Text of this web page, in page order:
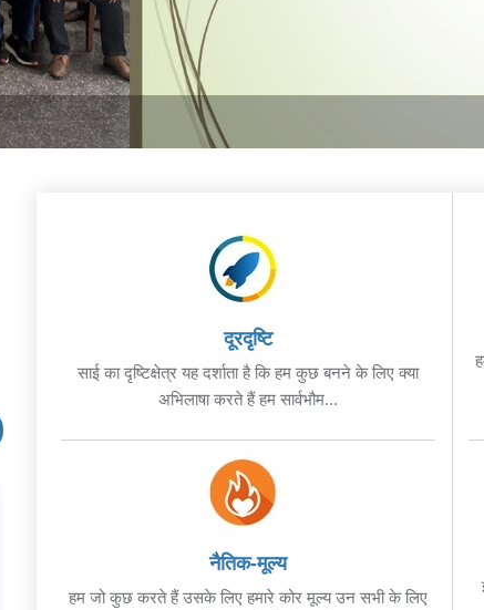
दूरदृष्टि
साई का दृष्टिक्षेत्र यह दर्शाता है कि हम कुछ बनने के लिए क्या
अभिलाषा करते हैं हम सार्वभौम...
नैतिक-मूल्य
हम जो कुछ करते हैं उसके लिए हमारे कोर मूल्य उन सभी के लिए